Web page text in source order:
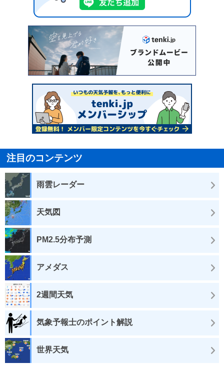
注目のコンテンツ
雨雲レーダー
天気図
PM2.5分布予測
アメダス
2週間天気
気象予報士のポイント解説
世界天気